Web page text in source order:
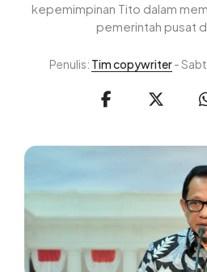
kepemimpinan Tito dalam
pemerintah pusat
Penulis: Tim copywriter-